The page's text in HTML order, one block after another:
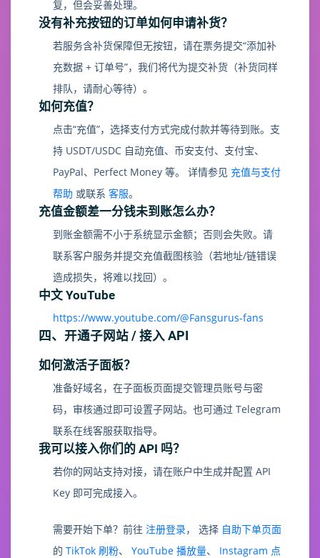
复，但会妥善处理。
没有补充按钮的订单如何申请补货？
若服务含补货保障但无按钮，请在票务提交“添加补
充数据 + 订单号”，我们将代为提交补货（补货同样
排队，请耐心等待）。
如何充值？
点击“充值”，选择支付方式完成付款并等待到账。支
持 USDT/USDC 自动充值、币安支付、支付宝、
PayPal、Perfect Money 等。 详情参见 充值与支付
帮助 或联系 客服。
充值金额差一分钱未到账怎么办？
到账金额需不小于系统显示金额；否则会失败。请
联系客户服务并提交充值截图核验（若地址/链错误
造成损失，将难以找回）。
中文 YouTube
https://www.youtube.com/@Fansgurus-fans
四、开通子网站 / 接入 API
如何激活子面板？
准备好域名，在子面板页面提交管理员账号与密
码，审核通过即可设置子网站。也可通过 Telegram
联系在线客服获取指导。
我可以接入你们的 API 吗？
若你的网站支持对接，请在账户中生成并配置 API
Key 即可完成接入。
需要开始下单？前往 注册登录， 选择 自助下单页面
的 TikTok 刷粉、 YouTube 播放量、 Instagram 点